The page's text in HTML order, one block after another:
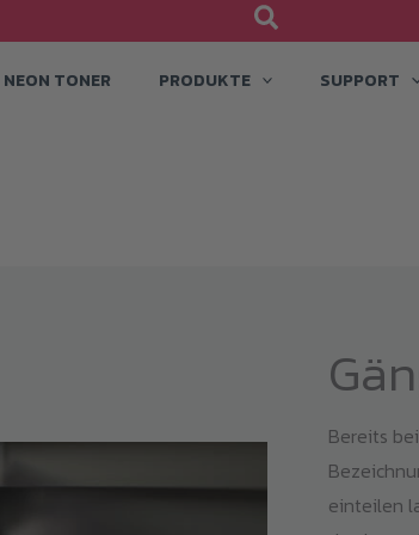
NEON TONER PRODUKTE SUPPORT
Bereits
einteilen